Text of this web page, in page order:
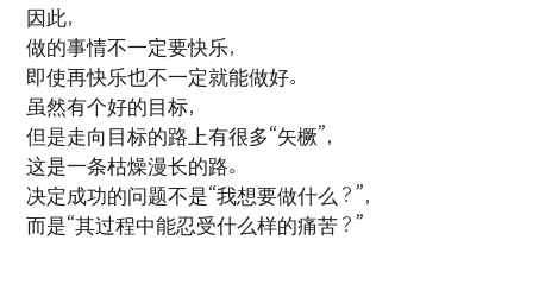
因此，
做的事情不一定要快乐，
即使再快乐也不一定就能做好。
虽然有个好的目标，
但是走向目标的路上有很多“矢橛”，
这是一条枯燥漫长的路。
决定成功的问题不是“我想要做什么？”，
而是“其过程中能忍受什么样的痛苦？”